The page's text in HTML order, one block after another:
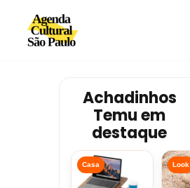
Avançar
Achadinhos
Temu em
destaque
Casa Look